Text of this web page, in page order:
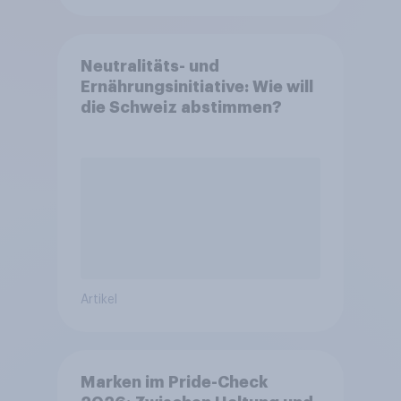
Neutralitäts- und
Ernährungsinitiative: Wie will
die Schweiz abstimmen?
Artikel
Marken im Pride-Check